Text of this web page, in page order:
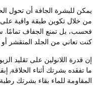
للبشرة الجافة أن تحول
خلال تكوين طبقة واقية على
بل تمنع الجفاف تمامًا.
تعاني من الجلد المتقشر أو
قدرة اللانولين على تقليد
تفقده بشرتك أثناء الحلاقة,
للماء بقاء بشرتك